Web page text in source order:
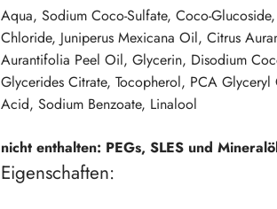
Aqua, Sodium Coco-Sulfate, Coco-
Chloride, Juniperus Mexicana Oil, Citrus
Aurantifolia Peel Oil, Glycerin, Disodium
Glycerides Citrate, Tocopherol, PCA
Acid, Sodium Benzoate, Linalool
nicht enthalten: PEGs, SLES und
Eigenschaften: